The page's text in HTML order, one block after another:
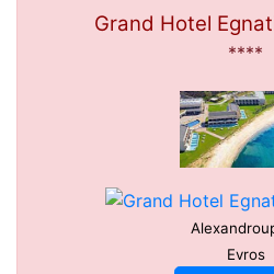
Grand Hotel
****
Evros